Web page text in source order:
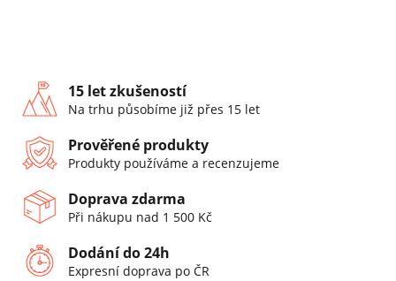
15 let zkušeností
Na trhu působíme již přes 15 let
Prověřené produkty
Produkty používáme a recenzujeme
Doprava zdarma
Při nákupu nad 1 500 Kč
Dodání do 24h
Expresní doprava po ČR